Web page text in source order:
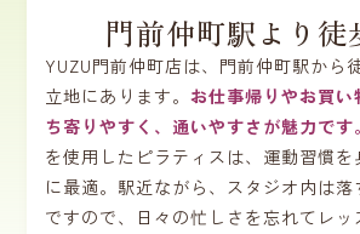
門前仲町駅より徒
YUZU門前仲町店は、門前仲町駅から
立地にあります。お仕事帰りやお買
ち寄りやすく、通いやすさが魅力です
を使用したピラティスは、運動習慣を
に最適。駅近ながら、スタジオ内は
ですので、日々の忙しさを忘れてレッ